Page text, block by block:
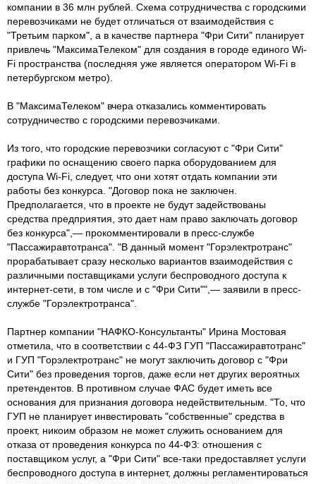
компании в 36 млн рублей. Схема сотрудничества с городскими
перевозчиками не будет отличаться от взаимодействия с
"Третьим парком", а в качестве партнера "Фри Сити" планирует
привлечь "МаксимаТелеком" для создания в городе единого Wi-
Fi пространства (последняя уже является оператором Wi-Fi в
петербургском метро).
В "МаксимаТелеком" вчера отказались комментировать
сотрудничество с городскими перевозчиками.
Из того, что городские перевозчики согласуют с "Фри Сити"
графики по оснащению своего парка оборудованием для
доступа Wi-Fi, следует, что они хотят отдать компании эти
работы без конкурса. "Договор пока не заключен.
Предполагается, что в проекте не будут задействованы
средства предприятия, это дает нам право заключать договор
без конкурса",— прокомментировали в пресс-службе
"Пассажиравтотранса". "В данный момент "Горэлектротранс"
прорабатывает сразу несколько вариантов взаимодействия с
различными поставщиками услуги беспроводного доступа к
интернет-сети, в том числе и с "Фри Сити"",— заявили в пресс-
службе "Горэлектротранса".
Партнер компании "НАФКО-Консультанты" Ирина Мостовая
отметила, что в соответствии с 44-ФЗ ГУП "Пассажиравтотранс"
и ГУП "Горэлектротранс" не могут заключить договор с "Фри
Сити" без проведения торгов, даже если нет других вероятных
претендентов. В противном случае ФАС будет иметь все
основания для признания договора недействительным. "То, что
ГУП не планирует инвестировать "собственные" средства в
проект, никоим образом не может служить основанием для
отказа от проведения конкурса по 44-ФЗ: отношения с
поставщиком услуг, а "Фри Сити" все-таки предоставляет услуги
беспроводного доступа в интернет, должны регламентироваться